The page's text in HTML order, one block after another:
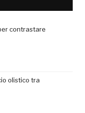
contrastare
olistico tra